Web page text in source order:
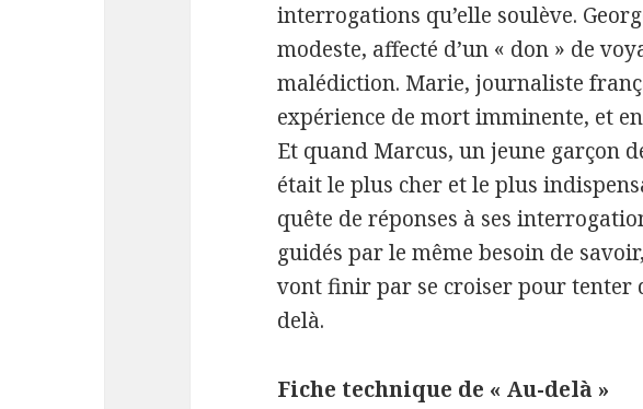
interrogations qu’elle soulève.
modeste, affecté d’un « don » de
malédiction. Marie, journaliste
expérience de mort imminente, et
Et quand Marcus, un jeune garçon
était le plus cher et le plus
quête de réponses à ses
guidés par le même besoin de
vont finir par se croiser pour tenter
delà.
Fiche technique de « Au-delà »